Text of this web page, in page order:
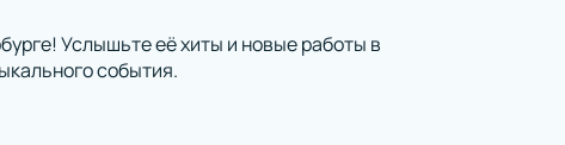
Услышьте её хиты и новые работы в
события.